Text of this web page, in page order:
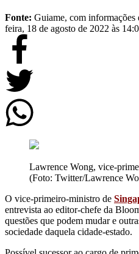
Fonte: Guiame, com informações
feira, 18 de agosto de 2022 às
Lawrence Wong, vice-
(Foto: Twitter/Lawrence
O vice-primeiro-ministro de
entrevista ao editor-chefe da
questões que podem mudar e
sociedade daquela cidade-estado.